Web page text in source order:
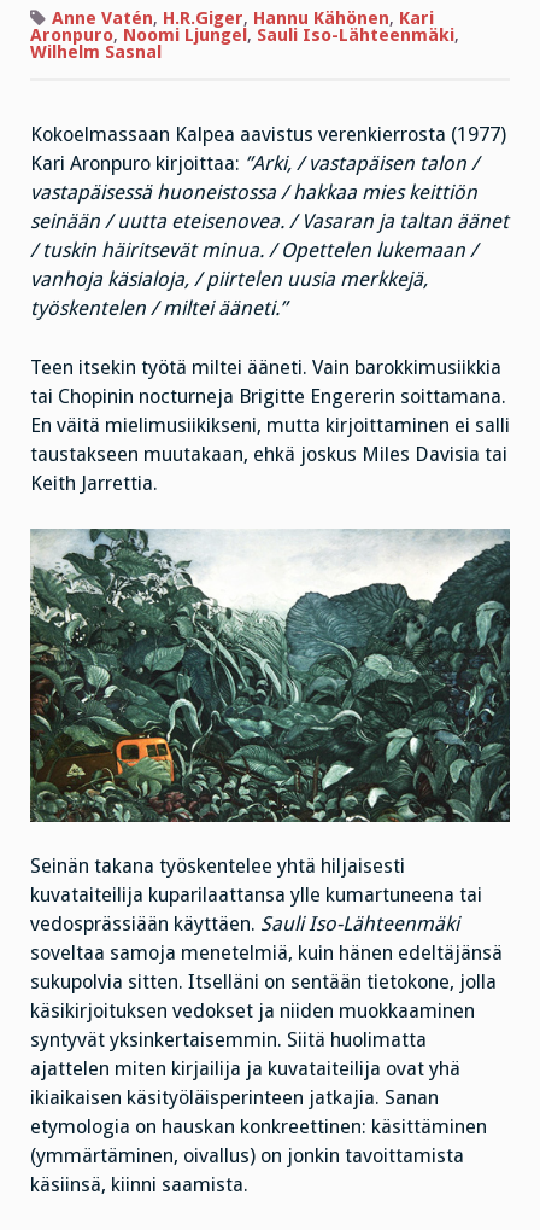
kanssa
Anne Vatén, H.R.Giger, Hannu Kähönen, Kari
Aronpuro, Noomi Ljungel , Sauli Iso-Lähteenmäki,
Wilhelm Sasnal
Kokoelmassaan Kalpea aavistus verenkierrosta (1977)
Kari Aronpuro kirjoittaa: ”Arki, / vastapäisen talon /
vastapäisessä huoneistossa / hakkaa mies keittiön
seinään / uutta eteisenovea. / Vasaran ja taltan äänet
/ tuskin häiritsevät minua. / Opettelen lukemaan /
vanhoja käsialoja, / piirtelen uusia merkkejä,
työskentelen / miltei ääneti.”
Teen itsekin työtä miltei ääneti. Vain barokkimusiikkia
tai Chopinin nocturneja Brigitte Engererin soittamana.
En väitä mielimusiikikseni, mutta kirjoittaminen ei salli
taustakseen muutakaan, ehkä joskus Miles Davisia tai
Keith Jarrettia.
Seinän takana työskentelee yhtä hiljaisesti
kuvataiteilija kuparilaattansa ylle kumartuneena tai
vedosprässiään käyttäen. Sauli Iso-Lähteenmäki
soveltaa samoja menetelmiä, kuin hänen edeltäjänsä
sukupolvia sitten. Itselläni on sentään tietokone, jolla
käsikirjoituksen vedokset ja niiden muokkaaminen
syntyvät yksinkertaisemmin. Siitä huolimatta
ajattelen miten kirjailija ja kuvataiteilija ovat yhä
ikiaikaisen käsityöläisperinteen jatkajia. Sanan
etymologia on hauskan konkreettinen: käsittäminen
(ymmärtäminen, oivallus) on jonkin tavoittamista
käsiinsä, kiinni saamista.